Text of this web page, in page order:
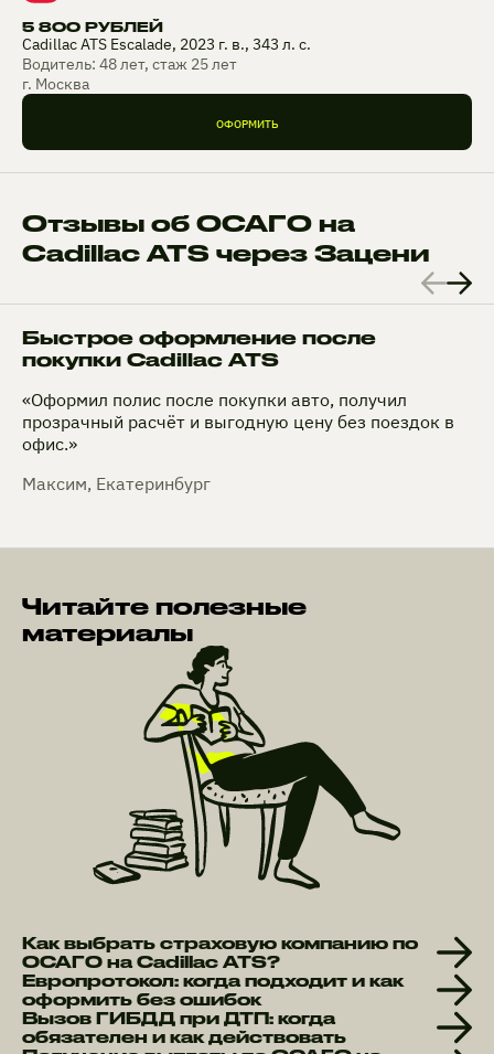
5 800 РУБЛЕЙ
Cadillac ATS Escalade, 2023 г. в., 343 л. с.
Водитель: 48 лет, стаж 25 лет
г. Москва
ОФОРМИТЬ
Отзывы об ОСАГО на
Cadillac ATS через Зацени
Быстрое оформление после
покупки Cadillac ATS
«Оформил полис после покупки авто, получил
прозрачный расчёт и выгодную цену без поездок в
офис.»
Максим, Екатеринбург
Читайте полезные
материалы
Как выбрать страховую компанию по
ОСАГО на Cadillac ATS?
Европротокол: когда подходит и как
оформить без ошибок
Вызов ГИБДД при ДТП: когда
обязателен и как действовать